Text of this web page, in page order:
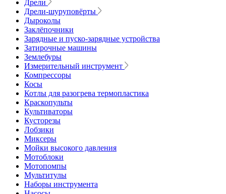
Дрели
Дрели-шуруповёрты
Дыроколы
Заклёпочники
Зарядные и пуско-зарядные устройства
Затирочные машины
Землебуры
Измерительный инструмент
Компрессоры
Косы
Котлы для разогрева термопластика
Краскопульты
Культиваторы
Кусторезы
Лобзики
Миксеры
Мойки высокого давления
Мотоблоки
Мотопомпы
Мультитулы
Наборы инструмента